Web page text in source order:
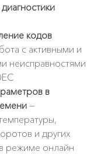
диагностики
кодов
с активными и
неисправностями
в
—
и других
режиме онлайн